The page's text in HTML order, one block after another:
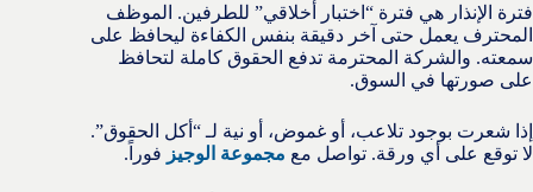
فترة الإنذار هي فترة “اختبار أخلاقي” للطرفين. الموظف
المحترف يعمل حتى آخر دقيقة بنفس الكفاءة ليحافظ على
سمعته. والشركة المحترمة تدفع الحقوق كاملة لتحافظ
على صورتها في السوق.
إذا شعرت بوجود تلاعب، أو غموض، أو نية لـ “أكل الحقوق”.
لا توقع على أي ورقة. تواصل مع مجموعة الوجيز فوراً.